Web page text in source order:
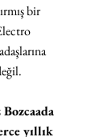
bir
yıllık